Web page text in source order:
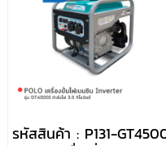
รหัสสินค้า : P131-